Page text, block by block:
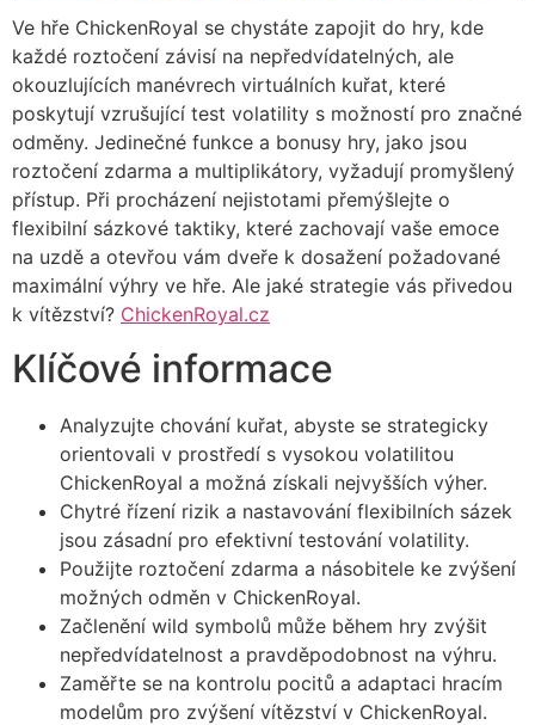
Ve hře ChickenRoyal se chystáte zapojit do hry, kde
každé roztočení závisí na nepředvídatelných, ale
okouzlujících manévrech virtuálních kuřat, které
poskytují vzrušující test volatility s možností pro značné
odměny. Jedinečné funkce a bonusy hry, jako jsou
roztočení zdarma a multiplikátory, vyžadují promyšlený
přístup. Při procházení nejistotami přemýšlejte o
flexibilní sázkové taktiky, které zachovají vaše emoce
na uzdě a otevřou vám dveře k dosažení požadované
maximální výhry ve hře. Ale jaké strategie vás přivedou
k vítězství? ChickenRoyal.cz
Klíčové informace
Analyzujte chování kuřat, abyste se strategicky
orientovali v prostředí s vysokou volatilitou
ChickenRoyal a možná získali nejvyšších výher.
Chytré řízení rizik a nastavování flexibilních sázek
jsou zásadní pro efektivní testování volatility.
Použijte roztočení zdarma a násobitele ke zvýšení
možných odměn v ChickenRoyal.
Začlenění wild symbolů může během hry zvýšit
nepředvídatelnost a pravděpodobnost na výhru.
Zaměřte se na kontrolu pocitů a adaptaci hracím
modelům pro zvýšení vítězství v ChickenRoyal.